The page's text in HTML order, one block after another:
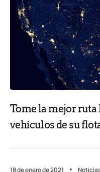
Tome la mejor ruta
vehículos de su
18 de enero de 2021